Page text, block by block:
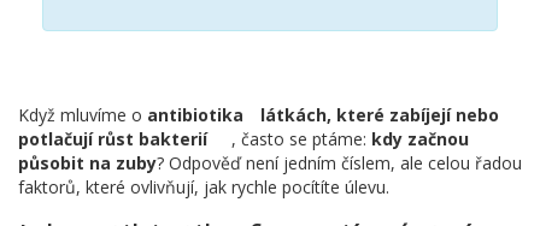
Když mluvíme o antibiotika
látkách, které zabíjejí nebo
potlačují růst bakterií
, často se ptáme: kdy začnou
působit na zuby? Odpověď není jedním číslem, ale celou řadou
faktorů, které ovlivňují, jak rychle pocítíte úlevu.